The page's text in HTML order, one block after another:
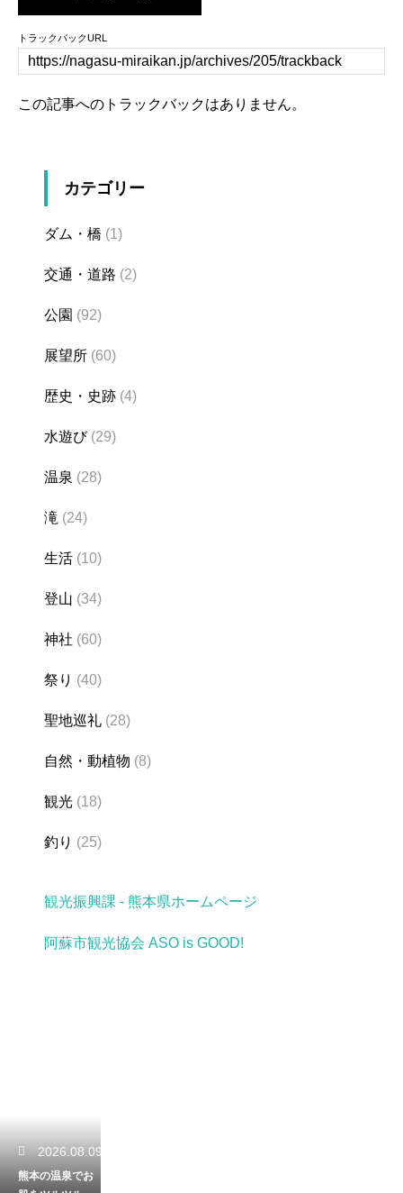
トラックバックURL
この記事へのトラックバックはありません。
カテゴリー
ダム・橋 (1)
交通・道路 (2)
公園 (92)
展望所 (60)
歴史・史跡 (4)
水遊び(29)
温泉 (28)
滝 (24)
生活 (10)
登山 (34)
神社 (60)
祭り (40)
聖地巡礼 (28)
自然・動植物 (8)
観光 (18)
釣り (25)
観光振興課 - 熊本県ホームページ
阿蘇市観光協会 ASO is GOOD!
2026.08.09
熊本の温泉でお